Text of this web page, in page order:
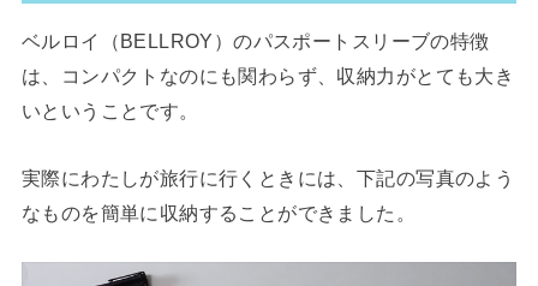
ベルロイ（BELLROY）のパスポートスリーブの特徴
は、コンパクトなのにも関わらず、収納力がとても大き
いということです。
実際にわたしが旅行に行くときには、下記の写真のよう
なものを簡単に収納することができました。